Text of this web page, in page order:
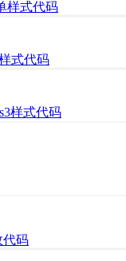
样式代码
式代码
样式代码
代码